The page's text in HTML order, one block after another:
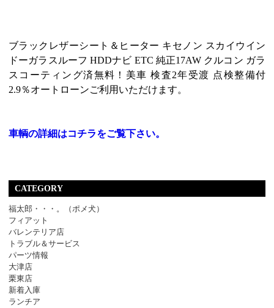
ブラックレザーシート＆ヒーター キセノン スカイウイン
ドーガラスルーフ HDDナビ ETC 純正17AW クルコン ガラ
スコーティング済無料！美車 検査2年受渡 点検整備付
2.9％オートローンご利用いただけます。
車輌の詳細はコチラをご覧下さい。
CATEGORY
福太郎・・・。（ポメ犬）
フィアット
バレンテリア店
トラブル＆サービス
パーツ情報
大津店
栗東店
新着入庫
ランチア